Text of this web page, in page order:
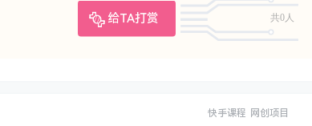
给TA打赏
共0人
快手课程 网创项目